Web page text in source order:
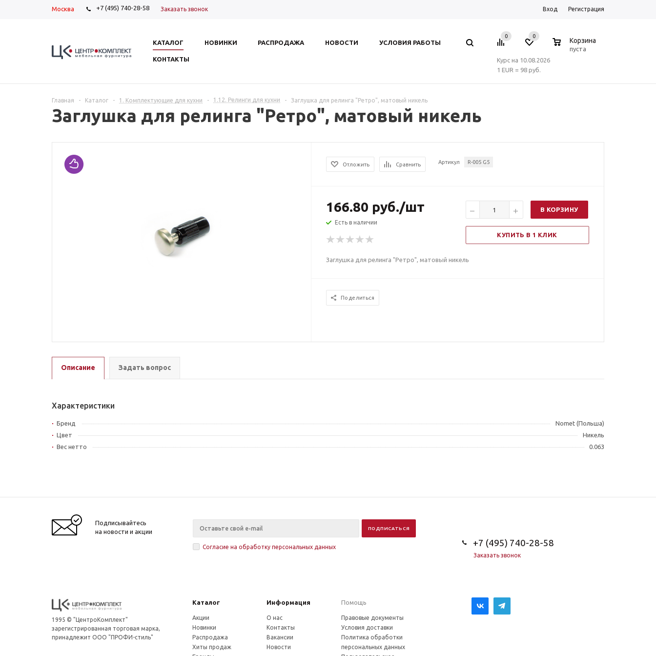
Москва +7 (495) 740-28-58 Заказать звонок Вход Регистрация
КАТАЛОГ НОВИНКИ РАСПРОДАЖА НОВОСТИ УСЛОВИЯ РАБОТЫ
КОНТАКТЫ
0 0
Корзина
пуста
Курс на 10.08.2026
1 EUR = 98 руб.
Главная - Каталог - 1. Комплектующие для кухни - 1.12. Релинги для кухни - Заглушка для релинга "Ретро", матовый никель
Заглушка для релинга "Ретро", матовый никель
Отложить Сравнить Артикул R-005 G5
166.80 руб./шт
Есть в наличии
В КОРЗИНУ
КУПИТЬ В 1 КЛИК
Заглушка для релинга "Ретро", матовый никель
Поделиться
Описание Задать вопрос
Характеристики
Бренд
Nomet (Польша)
Цвет
Никель
Вес нетто
0.063
Подписывайтесь
на новости и акции
Согласие на обработку персональных данных +7 (495) 740-28-58
Заказать звонок
1995 © "ЦентроКомплект"
зарегистрированная торговая марка,
принадлежит ООО "ПРОФИ-стиль"
Каталог Информация Помощь
Акции
Новинки
Распродажа
Хиты продаж
О нас
Контакты
Вакансии
Новости
Правовые документы
Условия доставки
Политика обработки
персональных данных